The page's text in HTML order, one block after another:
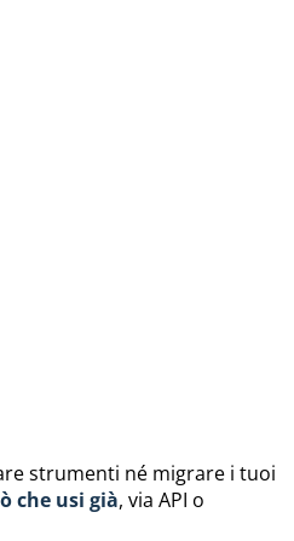
strumenti né migrare i tuoi
che usi già, via API o